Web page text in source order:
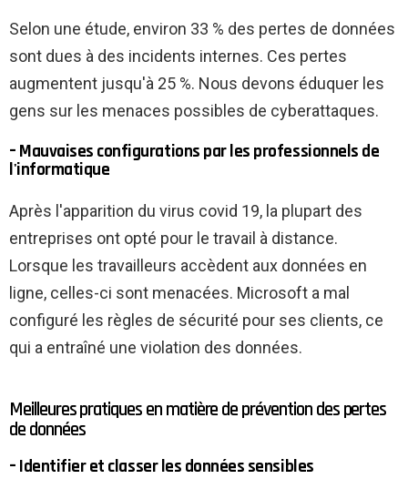
Selon une étude, environ 33 % des pertes de données
sont dues à des incidents internes. Ces pertes
augmentent jusqu'à 25 %. Nous devons éduquer les
gens sur les menaces possibles de cyberattaques.
– Mauvaises configurations par les professionnels de
l'informatique
Après l'apparition du virus covid 19, la plupart des
entreprises ont opté pour le travail à distance.
Lorsque les travailleurs accèdent aux données en
ligne, celles-ci sont menacées. Microsoft a mal
configuré les règles de sécurité pour ses clients, ce
qui a entraîné une violation des données.
Meilleures pratiques en matière de prévention des pertes
de données
– Identifier et classer les données sensibles